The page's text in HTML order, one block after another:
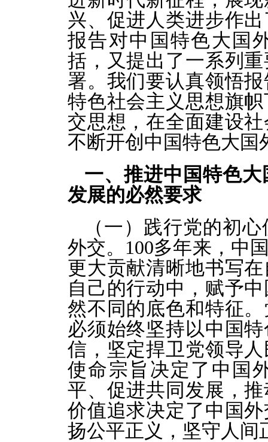
兴、促进人类进步作
报告对中国特色大国
括，又提出了一系列
署。我们要认真领悟
特色社会主义思想旗
交思想，在全面建设
不断开创中国特色大国
一、推进中国特色
发展的必然要求
（一）践行党的初
外交。100多年来，中
更大贡献清晰地书写
自己的行动中，赋予
然不同的底色和特征
必须始终坚持以中国
信，坚定捍卫党领导
使命宗旨决定了中国
平、促进共同发展，
价值追求决定了中国
扬公平正义，坚守人间